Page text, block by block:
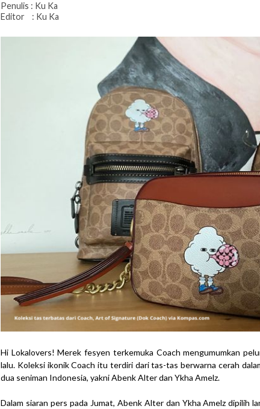
Penulis : Ku Ka
Editor : Ku Ka
Hi Lokalovers! Merek fesyen terkemuka Coach mengumumkan
lalu. Koleksi ikonik Coach itu terdiri dari tas-tas berwarna cerah
dua seniman Indonesia, yakni Abenk Alter dan Ykha Amelz.
Dalam siaran pers pada Jumat, Abenk Alter dan Ykha Amelz dipilih